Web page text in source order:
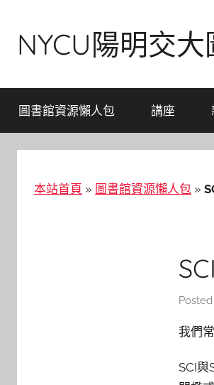
contentNYCU陽明交
圖書館資源懶人包 講座
本站首頁 » 圖書館資源懶人包 »
我們
SCI與